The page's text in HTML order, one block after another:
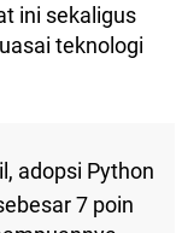
ini sekaligus
teknologi
adopsi Python
7 poin